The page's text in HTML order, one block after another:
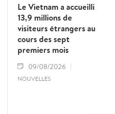
Le Vietnam a accueilli
13,9 millions de
visiteurs étrangers au
cours des sept
premiers mois
09/08/2026
NOUVELLES